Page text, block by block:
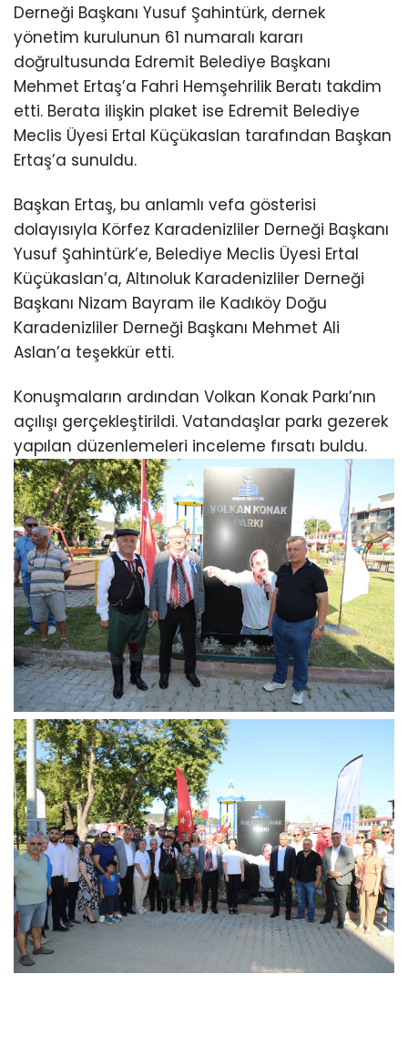
Derneği Başkanı Yusuf Şahintürk, dernek
yönetim kurulunun 61 numaralı kararı
doğrultusunda Edremit Belediye Başkanı
Mehmet Ertaş’a Fahri Hemşehrilik Beratı takdim
etti. Berata ilişkin plaket ise Edremit Belediye
Meclis Üyesi Ertal Küçükaslan tarafından Başkan
Ertaş’a sunuldu.
Başkan Ertaş, bu anlamlı vefa gösterisi
dolayısıyla Körfez Karadenizliler Derneği Başkanı
Yusuf Şahintürk’e, Belediye Meclis Üyesi Ertal
Küçükaslan’a, Altınoluk Karadenizliler Derneği
Başkanı Nizam Bayram ile Kadıköy Doğu
Karadenizliler Derneği Başkanı Mehmet Ali
Aslan’a teşekkür etti.
Konuşmaların ardından Volkan Konak Parkı’nın
açılışı gerçekleştirildi. Vatandaşlar parkı gezerek
yapılan düzenlemeleri inceleme fırsatı buldu.